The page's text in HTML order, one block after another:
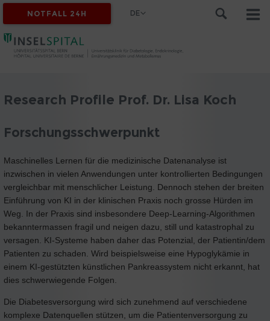
NOTFALL 24H DE
Research Profile Prof. Dr. Lisa Koch
Forschungsschwerpunkt
Maschinelles Lernen für die medizinische Datenanalyse ist
inzwischen in vielen Anwendungen unter kontrollierten Bedingungen
vergleichbar mit menschlicher Leistung. Dennoch stehen der breiten
Einführung von KI in der klinischen Praxis noch grosse Hürden im
Weg. In der Praxis sind insbesondere Deep-Learning-Algorithmen
bekanntermassen fragil und neigen dazu, still und katastrophal zu
versagen. KI-Systeme haben daher das Potenzial, der Patientin/dem
Patienten zu schaden. Wird beispielsweise eine Hypoglykämie in
einem KI-gestützten künstlichen Pankreassystem nicht erkannt, hat
dies schwerwiegende Folgen.
Die Diabetesversorgung wird sich zunehmend auf verschiedene
komplexe Datenquellen stützen, um die Patientenversorgung zu